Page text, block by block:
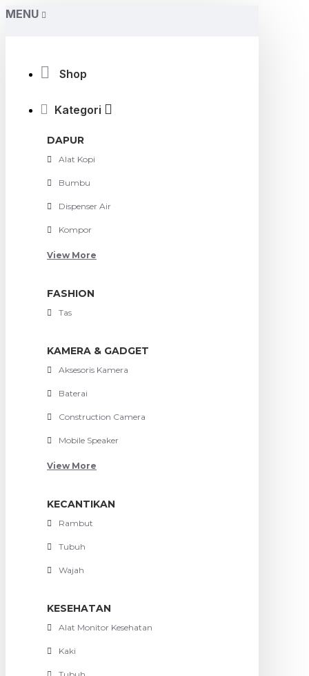
MENU
Shop
Kategori
DAPUR
Alat Kopi
Bumbu
Dispenser Air
Kompor
View More
FASHION
Tas
KAMERA & GADGET
Aksesoris Kamera
Baterai
Construction Camera
Mobile Speaker
View More
KECANTIKAN
Rambut
Tubuh
Wajah
KESEHATAN
Alat Monitor Kesehatan
Kaki